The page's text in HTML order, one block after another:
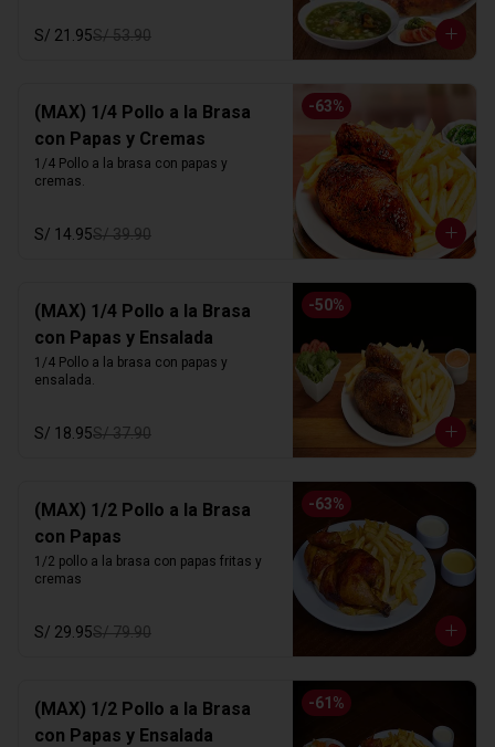
S/ 21.95S/ 53.90
-63%
(MAX) 1/4 Pollo a la Brasa
con Papas y Cremas
1/4 Pollo a la brasa con papas y
cremas.
S/ 14.95S/ 39.90
-50%
(MAX) 1/4 Pollo a la Brasa
con Papas y Ensalada
1/4 Pollo a la brasa con papas y
ensalada.
S/ 18.95S/ 37.90
-63%
(MAX) 1/2 Pollo a la Brasa
con Papas
1/2 pollo a la brasa con papas fritas y
cremas
S/ 29.95S/ 79.90
-61 %
(MAX) 1/2 Pollo a la Brasa
con Papas y Ensalada